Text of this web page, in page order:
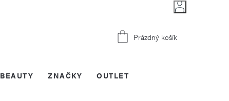
Nákupní
Prázdný košík
BEAUTY OUTLET
ZNAČKY